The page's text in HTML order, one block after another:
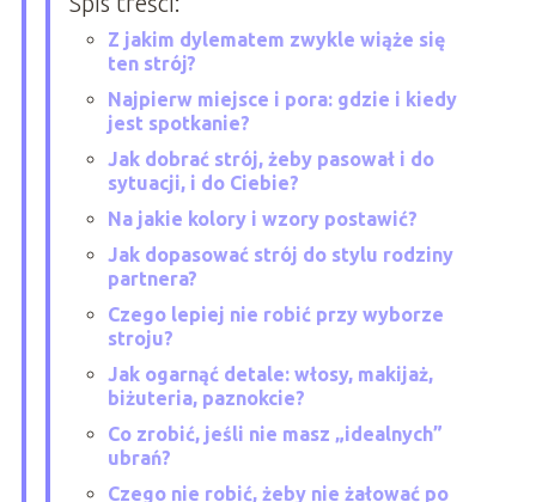
Z jakim dylematem zwykle wiąże się
ten strój?
Najpierw miejsce i pora: gdzie i kiedy
jest spotkanie?
Jak dobrać strój, żeby pasował i do
sytuacji, i do Ciebie?
Na jakie kolory i wzory postawić?
Jak dopasować strój do stylu rodziny
partnera?
Czego lepiej nie robić przy wyborze
stroju?
Jak ogarnąć detale: włosy, makijaż,
biżuteria, paznokcie?
Co zrobić, jeśli nie masz „idealnych”
ubrań?
Czego nie robić, żeby nie żałować po